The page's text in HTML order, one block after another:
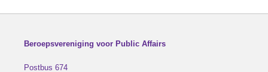
Beroepsvereniging voor Public Affairs
Postbus 674